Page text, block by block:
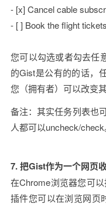
- [x] Cancel cable
- [ ] Book the flight tickets
您可以勾选或者勾去任
的Gist是公有的的话，
您（拥有者）可以改变
备注：其实任务列表也
人都可以uncheck/check
7. 把Gist作为一个网页
在Chrome浏览器您可
插件您可以在浏览网页